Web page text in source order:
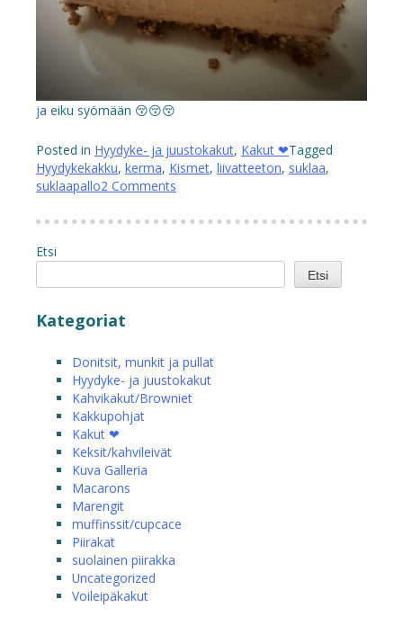
ja eiku syömään 😚😚😚
Posted in Hyydyke- ja juustokakut, Kakut ❤Tagged
Hyydykekakku, kerma, Kismet, liivatteeton, suklaa,
suklaapallo2 Comments
Etsi
Etsi
Kategoriat
Donitsit, munkit ja pullat
Hyydyke- ja juustokakut
Kahvikakut/Browniet
Kakkupohjat
Kakut ❤
Keksit/kahvileivät
Kuva Galleria
Macarons
Marengit
muffinssit/cupcace
Piirakat
suolainen piirakka
Uncategorized
Voileipäkakut